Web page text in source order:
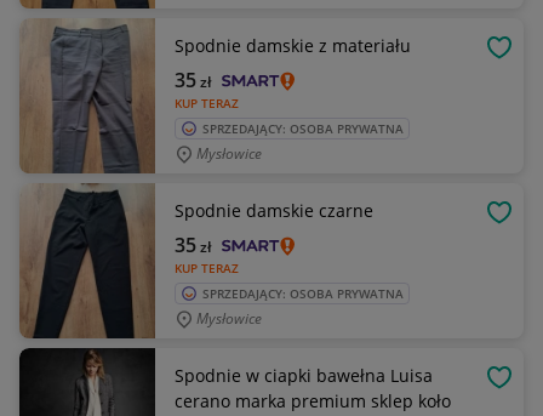
Spodnie damskie z materiału
KUP TERAZ
35zł
SPRZEDAJĄCY: OSOBA PRYWATNA
Mysłowice
Spodnie damskie czarne
KUP TERAZ
35zł
SPRZEDAJĄCY: OSOBA PRYWATNA
Mysłowice
Spodnie w ciapki bawełna Luisa
cerano marka premium sklep koło